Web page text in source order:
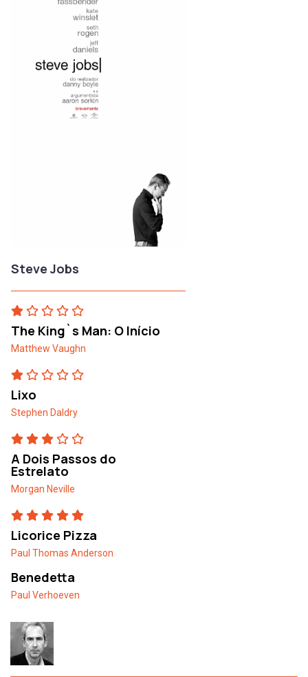
Steve Jobs
The King`s Man: O Início
Matthew Vaughn
Lixo
Stephen Daldry
A Dois Passos do
Estrelato
Morgan Neville
Licorice Pizza
Paul Thomas Anderson
Benedetta
Paul Verhoeven